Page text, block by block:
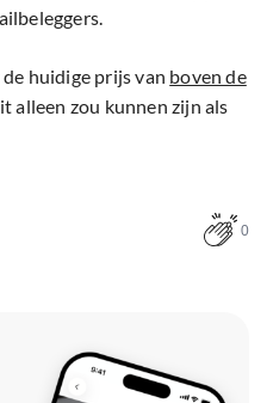
huidige prijs van boven de
alleen zou kunnen zijn als
0